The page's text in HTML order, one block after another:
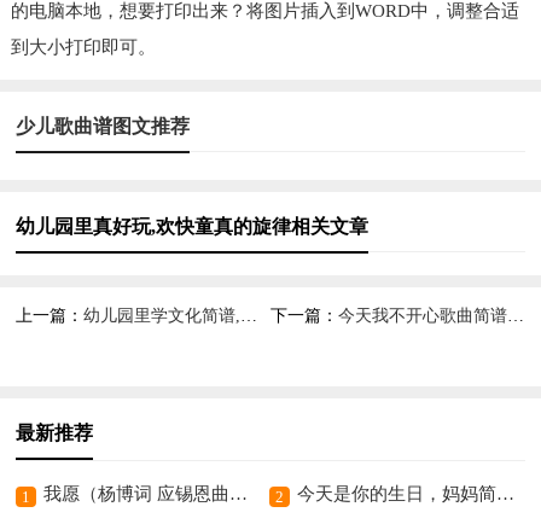
的电脑本地，想要打印出来？将图片插入到WORD中，调整合适
到大小打印即可。
少儿歌曲谱图文推荐
幼儿园里真好玩,欢快童真的旋律相关文章
上一篇：幼儿园里学文化简谱,启蒙幼儿的佳作 下一篇： 今天我不开心歌曲简谱,唱出别样情绪
最新推荐
1 我愿（杨博词 应锡恩曲）歌曲简谱,唱出美好心愿 2 今天是你的生日，妈妈简谱,深情诠释母爱之歌